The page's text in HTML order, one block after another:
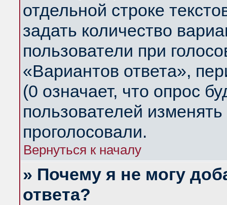
отдельной строке
задать количество
пользователи при
«Вариантов ответа»,
(0 означает, что опрос
пользователей
проголосовали.
Вернуться к началу
» Почему я не могу
ответа?